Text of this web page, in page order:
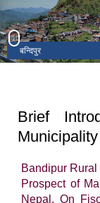
बन्दिपुर
बजार क्षेत्र
प्याराग्लाइडि‌ङ्ग
रामकोट-बन्दिपुर जोड्ने
Brief
Municipality
Bandipur
Prospect of
Nepal. On